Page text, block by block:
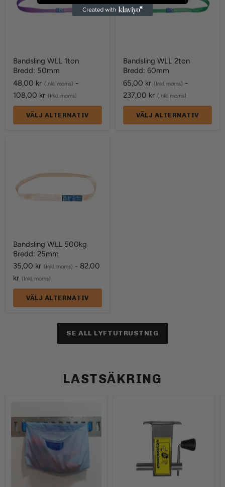
Bandsling WLL 1ton
Bredd: 50mm
48,00 kr (Inkl. moms) -
108,00 kr (Inkl. moms)
VÄLJ ALTERNATIV
Bandsling WLL 2ton
Bredd: 60mm
65,00 kr (Inkl. moms) -
237,00 kr (Inkl. moms)
VÄLJ ALTERNATIV
25mm
Bandsling WLL 500kg
Bredd: 25mm
35,00 kr (Inkl. moms) - 82,00
kr (Inkl. moms)
VÄLJ ALTERNATIV
SE ALL LYFTUTRUSTNIG
LASTSÄKRING
bultning